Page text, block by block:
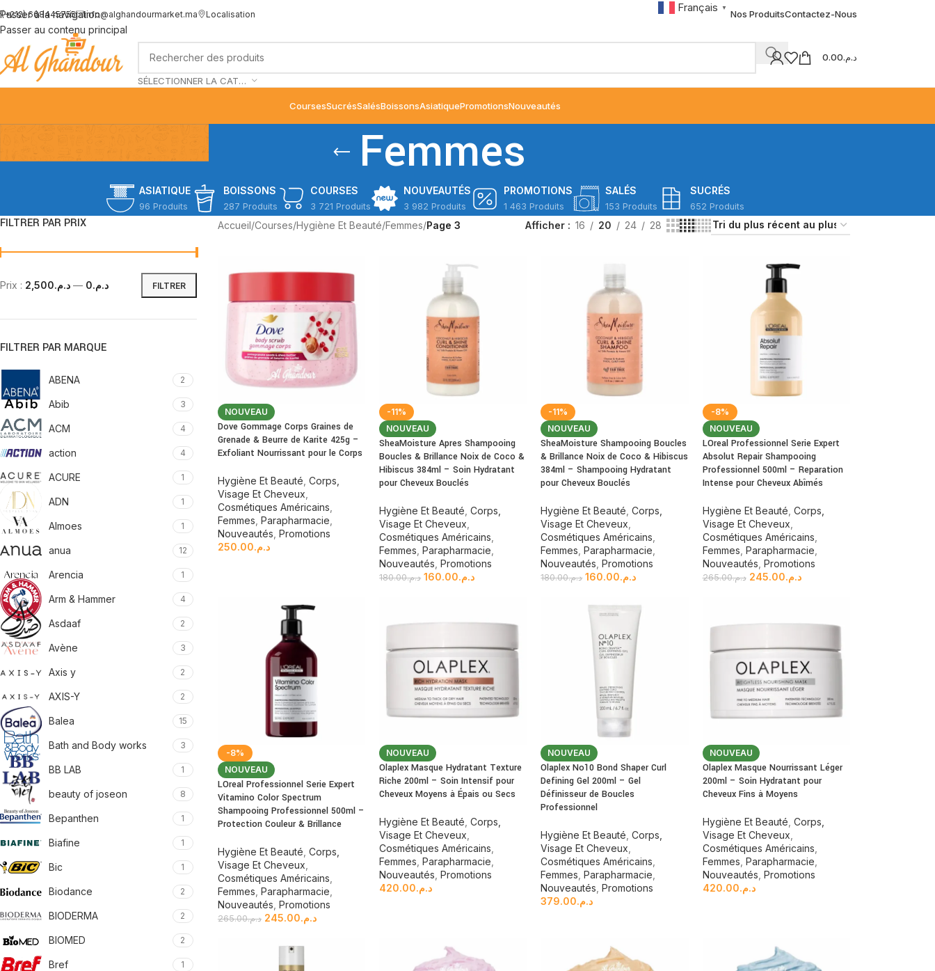
Passer à la navigation
Passer au contenu principal
(+212) 668445755 info@alghandourmarket.ma Localisation Français ▼
Nos ProduitsContactez-Nous
SÉLECTIONNER LA CATÉGORIE
د.م.0.00
CoursesSucrésSalésBoissonsAsiatiquePromotionsNouveautés
Femmes
ASIATIQUE
96 Produits
BOISSONS
287 Produits
COURSES
3 721 Produits
NOUVEAUTÉS
3 982 Produits
PROMOTIONS
1 463 Produits
SALÉS
153 Produits
SUCRÉS
652 Produits
FILTRER PAR PRIX
FILTRER
Prix : د.م.0 — د.م.2,500
FILTRER PAR MARQUE
ABENA 2
Abib 3
ACM 4
action 4
ACURE 1
ADN 1
Almoes 1
anua 12
Arencia 1
Arm & Hammer 4
Asdaaf 2
Avène 3
Axis y 2
AXIS-Y 2
Balea 15
Bath and Body works 3
BB LAB 1
beauty of joseon 8
Bepanthen 1
Biafine 1
Bic 1
Biodance 2
BIODERMA 2
BIOMED 2
Bref 1
Accueil/Courses/Hygiène Et Beauté/Femmes/Page 3 Afficher 16 20 24 28
NOUVEAU
Dove Gommage Corps Graines de
Grenade & Beurre de Karite 425g –
Exfoliant Nourrissant pour le Corps
Hygiène Et Beauté Corps,
Visage Et Cheveux
Cosmétiques Américains
Femmes Parapharmacie
Nouveautés Promotions
د.م.250.00
-11%
NOUVEAU
SheaMoisture Apres Shampooing
Boucles & Brillance Noix de Coco &
Hibiscus 384ml – Soin Hydratant
pour Cheveux Bouclés
Hygiène Et Beauté Corps,
Visage Et Cheveux
Cosmétiques Américains
Femmes Parapharmacie
Nouveautés Promotions
د.م.180.00 د.م.160.00
-11%
NOUVEAU
SheaMoisture Shampooing Boucles
& Brillance Noix de Coco & Hibiscus
384ml – Shampooing Hydratant
pour Cheveux Bouclés
Hygiène Et Beauté Corps,
Visage Et Cheveux
Cosmétiques Américains
Femmes Parapharmacie
Nouveautés Promotions
د.م.180.00 د.م.160.00
-8%
NOUVEAU
LOreal Professionnel Serie Expert
Absolut Repair Shampooing
Professionnel 500ml – Reparation
Intense pour Cheveux Abîmés
Hygiène Et Beauté Corps,
Visage Et Cheveux
Cosmétiques Américains
Femmes Parapharmacie
Nouveautés Promotions
د.م.265.00 د.م.245.00
-8%
NOUVEAU
LOreal Professionnel Serie Expert
Vitamino Color Spectrum
Shampooing Professionnel 500ml –
Protection Couleur & Brillance
Hygiène Et Beauté, Corps,
Visage Et Cheveux,
Cosmétiques Américains,
Femmes, Parapharmacie,
Nouveautés, Promotions
د.م.265.00 د.م.245.00
NOUVEAU
Olaplex Masque Hydratant Texture
Riche 200ml – Soin Intensif pour
Cheveux Moyens à Épais ou Secs
Hygiène Et Beauté, Corps,
Visage Et Cheveux,
Cosmétiques Américains,
Femmes, Parapharmacie,
Nouveautés, Promotions
د.م.420.00
NOUVEAU
Olaplex No10 Bond Shaper Curl
Defining Gel 200ml – Gel
Définisseur de Boucles
Professionnel
Hygiène Et Beauté, Corps,
Visage Et Cheveux,
Cosmétiques Américains,
Femmes, Parapharmacie,
Nouveautés, Promotions
د.م.379.00
NOUVEAU
Olaplex Masque Nourrissant Léger
200ml – Soin Hydratant pour
Cheveux Fins à Moyens
Hygiène Et Beauté, Corps,
Visage Et Cheveux,
Cosmétiques Américains,
Femmes, Parapharmacie,
Nouveautés, Promotions
د.م.420.00